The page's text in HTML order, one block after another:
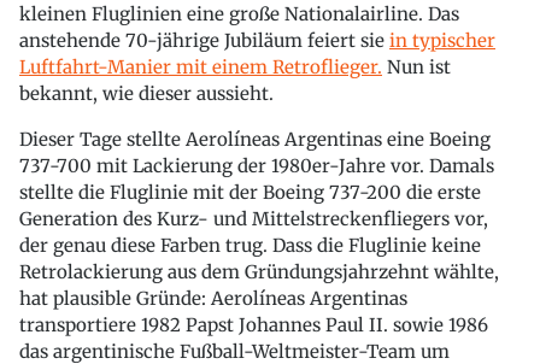
kleinen Fluglinien eine große Nationalairline. Das
anstehende 70-jährige Jubiläum feiert sie in typischer
Luftfahrt-Manier mit einem Retroflieger. Nun ist
bekannt, wie dieser aussieht.
Dieser Tage stellte Aerolíneas Argentinas eine Boeing
737-700 mit Lackierung der 1980er-Jahre vor. Damals
stellte die Fluglinie mit der Boeing 737-200 die erste
Generation des Kurz- und Mittelstreckenfliegers vor,
der genau diese Farben trug. Dass die Fluglinie keine
Retrolackierung aus dem Gründungsjahrzehnt wählte,
hat plausible Gründe: Aerolíneas Argentinas
transportiere 1982 Papst Johannes Paul II. sowie 1986
das argentinische Fußball-Weltmeister-Team um